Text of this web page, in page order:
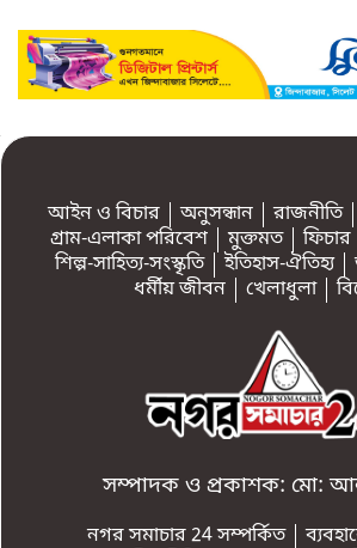
আইন ও বিচার অনুসন্ধান রাজনীতি
গ্রাম-এলাকা পরিবেশ
মুক্তমত ফিচার
শিল্প-সাহিত্য-সংস্কৃতি
ইতিহাস-ঐতিহ্য
ধর্মীয় জীবন
খেলাধুলা
সম্পাদক ও প্রকাশক: মো:
নগর সমাচার 24 সম্পর্কিত